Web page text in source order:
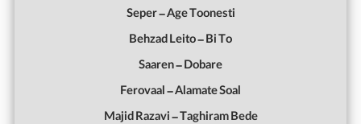
Seper – Age Toonesti
Behzad Leito – Bi To
Saaren – Dobare
Ferovaal – Alamate Soal
Majid Razavi – Taghiram Bede